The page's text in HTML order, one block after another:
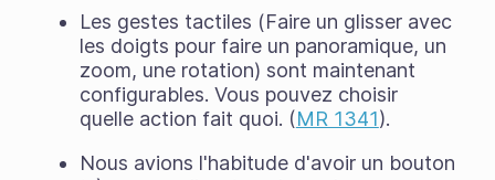
Les gestes tactiles (Faire un glisser avec
les doigts pour faire un panoramique, un
zoom, une rotation) sont maintenant
configurables. Vous pouvez choisir
quelle action fait quoi. (MR 1341).
Nous avions l'habitude d'avoir un bouton